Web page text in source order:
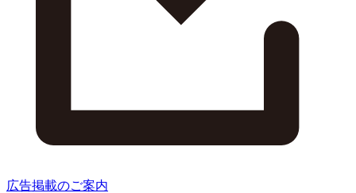
広告掲載のご案内